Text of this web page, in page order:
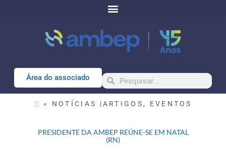
Área do associado
« NOTÍCIAS |ARTIGOS , EVENTOS
PRESIDENTE DA AMBEP REÚNE-SE EM NATAL
(RN)